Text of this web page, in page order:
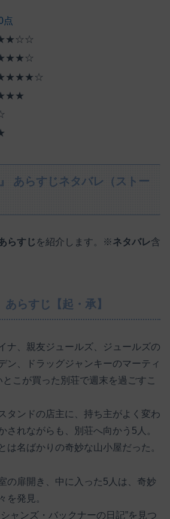
点
★★★★☆
あらすじネタバレ（ストー
らすじ を紹介します。※ネタバレ含
らすじ【起・承】
ナ、親友ジュールズ、ジュールズの
ン、ドラッグジャンキーのマーティ
こが買った別荘で週末を過ごすこ
タンドの店主に、持ち主がよく変わ
されながらも、別荘へ向かう5人。
は名ばかりの奇妙な山小屋だった。
の扉開き、中に入った5人は、奇妙
を発見。
ャンズ・バックナーの日記”を見つ